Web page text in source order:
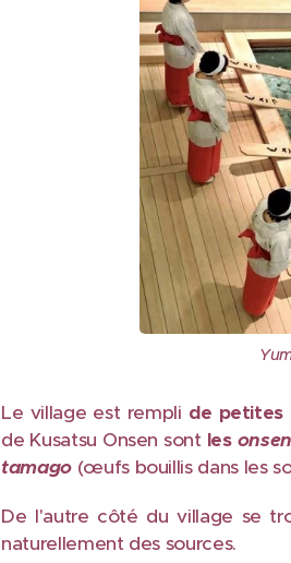
Le village est rempli de petites
de Kusatsu Onsen sont les onsen
tamago(œufs bouillis dans les
De l'autre côté du village se
naturellement des sources.